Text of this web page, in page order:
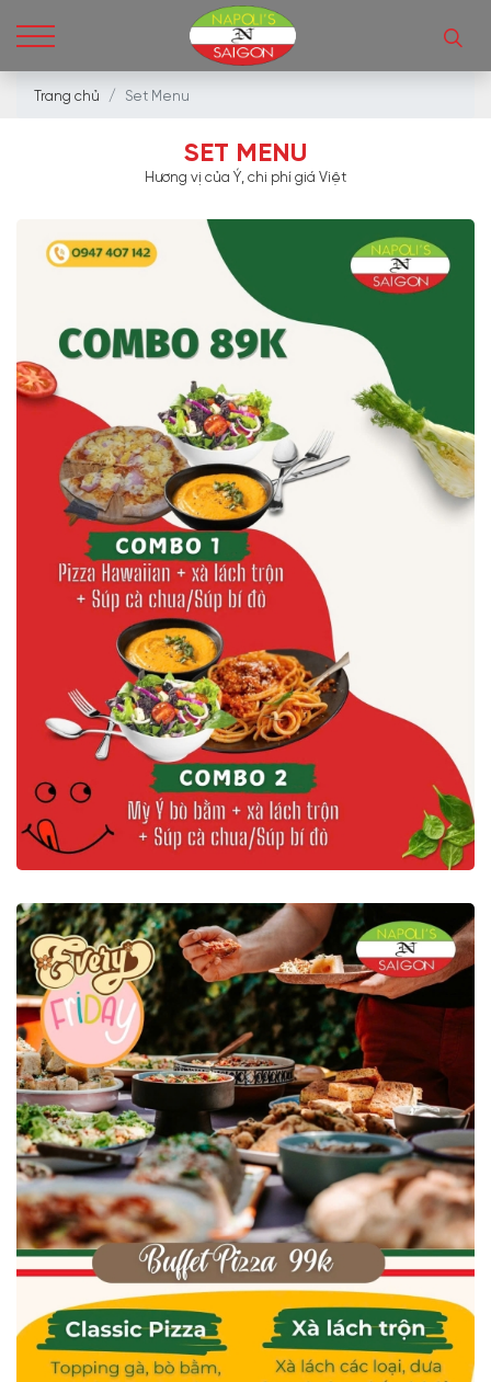
Trang chủ Set Menu
SET MENU
Hương vị của Ý, chi phí giá Việt